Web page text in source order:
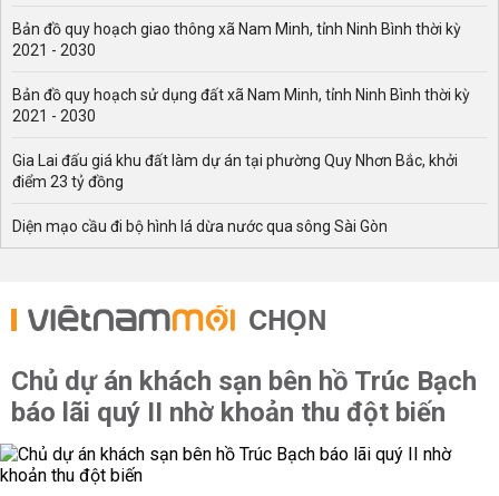
Bản đồ quy hoạch giao thông xã Nam Minh, tỉnh Ninh Bình thời kỳ
2021 - 2030
Bản đồ quy hoạch sử dụng đất xã Nam Minh, tỉnh Ninh Bình thời kỳ
2021 - 2030
Gia Lai đấu giá khu đất làm dự án tại phường Quy Nhơn Bắc, khởi
điểm 23 tỷ đồng
Diện mạo cầu đi bộ hình lá dừa nước qua sông Sài Gòn
CHỌN
Chủ dự án khách sạn bên hồ Trúc Bạch
báo lãi quý II nhờ khoản thu đột biến